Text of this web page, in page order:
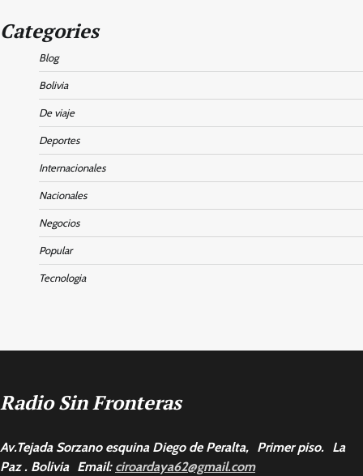
Categories
Blog
Bolivia
De viaje
Deportes
Internacionales
Nacionales
Negocios
Popular
Tecnologia
Radio Sin Fronteras
Av.Tejada Sorzano esquina Diego de Peralta, Primer piso. La
Paz . Bolivia Email: ciroardaya62@gmail.com